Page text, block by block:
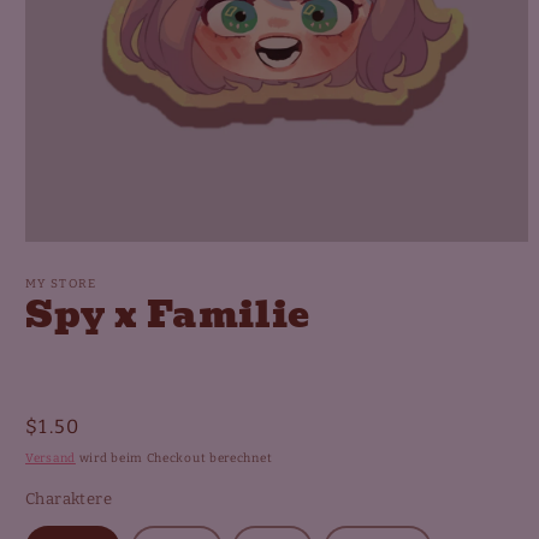
in
Modal
öffnen
MY STORE
Spy x Familie
Normaler
Preis
$1.50
Versand wird beim Checkout berechnet
Charaktere